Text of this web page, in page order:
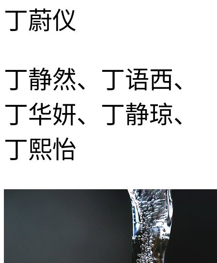
丁蔚仪
丁静然、丁语西、
丁华妍、丁静琼、
丁熙怡